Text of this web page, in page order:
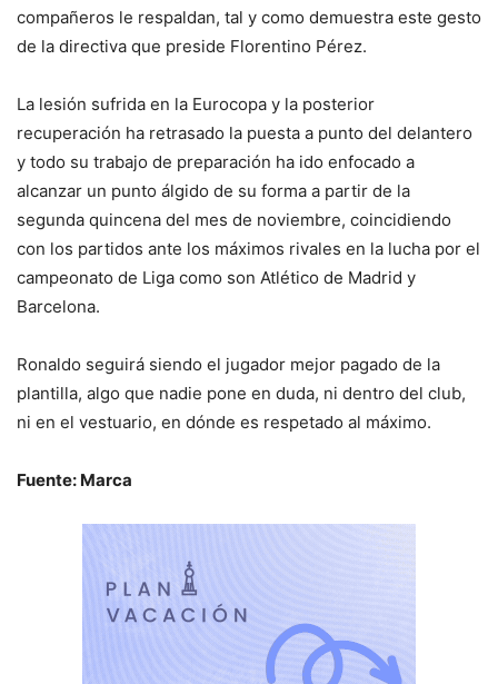
compañeros le respaldan, tal y como demuestra este gesto
de la directiva que preside Florentino Pérez.
La lesión sufrida en la Eurocopa y la posterior
recuperación ha retrasado la puesta a punto del delantero
y todo su trabajo de preparación ha ido enfocado a
alcanzar un punto álgido de su forma a partir de la
segunda quincena del mes de noviembre, coincidiendo
con los partidos ante los máximos rivales en la lucha por el
campeonato de Liga como son Atlético de Madrid y
Barcelona.
Ronaldo seguirá siendo el jugador mejor pagado de la
plantilla, algo que nadie pone en duda, ni dentro del club,
ni en el vestuario, en dónde es respetado al máximo.
Fuente: Marca